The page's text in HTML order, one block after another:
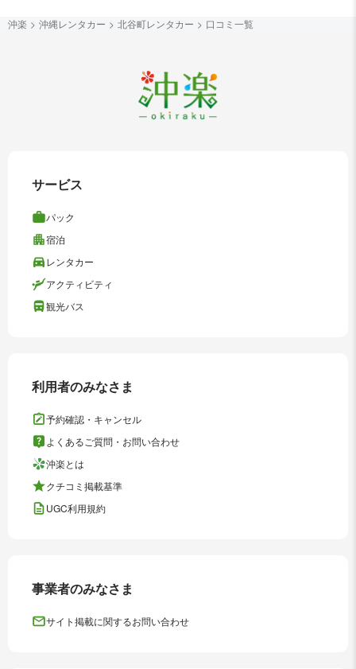
沖楽 沖縄レンタカー 北谷町レンタカー 口コミ一覧
サービス
パック
宿泊
レンタカー
アクティビティ
観光バス
利用者のみなさま
予約確認・キャンセル
よくあるご質問・お問い合わせ
沖楽とは
クチコミ掲載基準
UGC利用規約
事業者のみなさま
サイト掲載に関するお問い合わせ